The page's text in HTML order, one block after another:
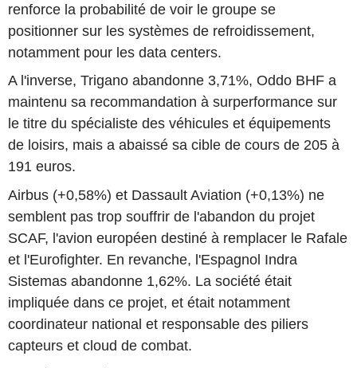
renforce la probabilité de voir le groupe se
positionner sur les systèmes de refroidissement,
notamment pour les data centers.
A l'inverse, Trigano abandonne 3,71%, Oddo BHF a
maintenu sa recommandation à surperformance sur
le titre du spécialiste des véhicules et équipements
de loisirs, mais a abaissé sa cible de cours de 205 à
191 euros.
Airbus (+0,58%) et Dassault Aviation (+0,13%) ne
semblent pas trop souffrir de l'abandon du projet
SCAF, l'avion européen destiné à remplacer le Rafale
et l'Eurofighter. En revanche, l'Espagnol Indra
Sistemas abandonne 1,62%. La société était
impliquée dans ce projet, et était notamment
coordinateur national et responsable des piliers
capteurs et cloud de combat.